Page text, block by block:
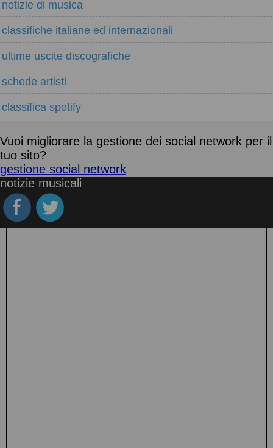
notizie di musica
classifiche italiane ed internazionali
ultime uscite discografiche
schede artisti
classifica spotify
Vuoi migliorare la gestione dei social network per il
tuo sito?
gestione social network
notizie musicali